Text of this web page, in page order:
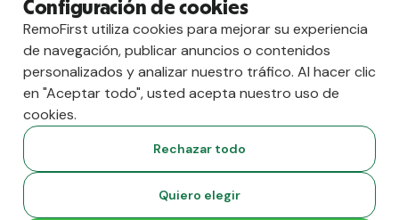
RemoFirst Inc. Creado 💚 a distancia desde
casa.
Configuración de cookies
RemoFirst utiliza cookies para mejorar su experiencia
de navegación, publicar anuncios o contenidos
personalizados y analizar nuestro tráfico. Al hacer clic
en "Aceptar todo", usted acepta nuestro uso de
cookies.
Rechazar todo
Quiero elegir